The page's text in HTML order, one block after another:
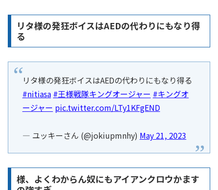
リタ様の発狂ボイスはAEDの代わりにもなり得
る
リタ様の発狂ボイスはAEDの代わりにもなり得る
#nitiasa #王様戦隊キングオージャー #キングオ
ージャー pic.twitter.com/LTy1KFgEND
— ユッキーさん (@jokiupmnhy) May 21, 2023
様、よくわからん奴にもアイアンクロウかます